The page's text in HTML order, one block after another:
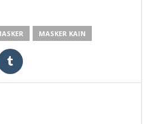
MASKER KAIN